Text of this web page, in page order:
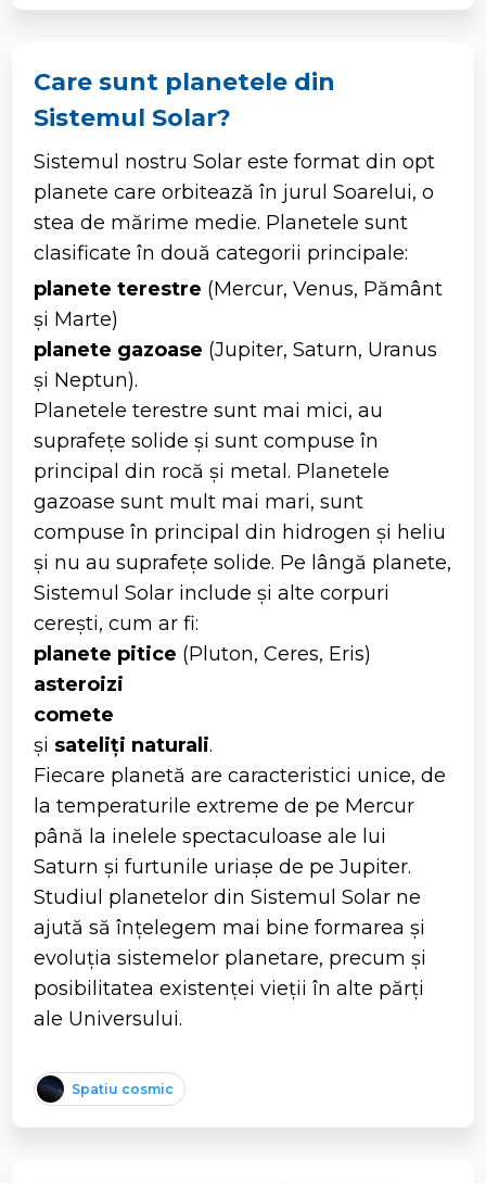
Care sunt planetele din
Sistemul Solar?
Sistemul nostru Solar este format din opt
planete care orbitează în jurul Soarelui, o
stea de mărime medie. Planetele sunt
clasificate în două categorii principale:
planete terestre (Mercur, Venus, Pământ
și Marte)
planete gazoase (Jupiter, Saturn, Uranus
și Neptun).
Planetele terestre sunt mai mici, au
suprafețe solide și sunt compuse în
principal din rocă și metal. Planetele
gazoase sunt mult mai mari, sunt
compuse în principal din hidrogen și heliu
și nu au suprafețe solide. Pe lângă planete,
Sistemul Solar include și alte corpuri
cerești, cum ar fi:
planete pitice (Pluton, Ceres, Eris)
asteroizi
comete
și sateliți naturali.
Fiecare planetă are caracteristici unice, de
la temperaturile extreme de pe Mercur
până la inelele spectaculoase ale lui
Saturn și furtunile uriașe de pe Jupiter.
Studiul planetelor din Sistemul Solar ne
ajută să înțelegem mai bine formarea și
evoluția sistemelor planetare, precum și
posibilitatea existenței vieții în alte părți
ale Universului.
Spatiu cosmic